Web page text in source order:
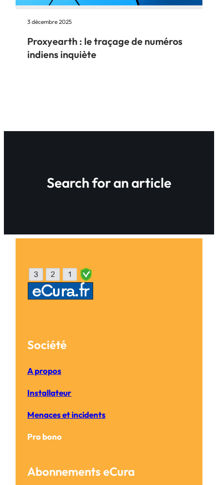
3 décembre 2025
Proxyearth : le traçage de numéros
indiens inquiète
Search for an article
Société
A propos
Installateur
Menaces et incidents
Pro bono
Abonnements eCura